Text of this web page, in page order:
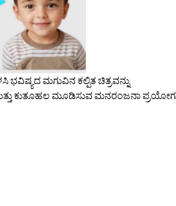
ಮಗುವಿನ ಕಲ್ಪಿತ ಚಿತ್ರವನ್ನು
ಮತ್ತು ಕುತೂಹಲ ಮೂಡಿಸುವ ಮನರಂಜನಾ ಪ್ರಯೋಗ